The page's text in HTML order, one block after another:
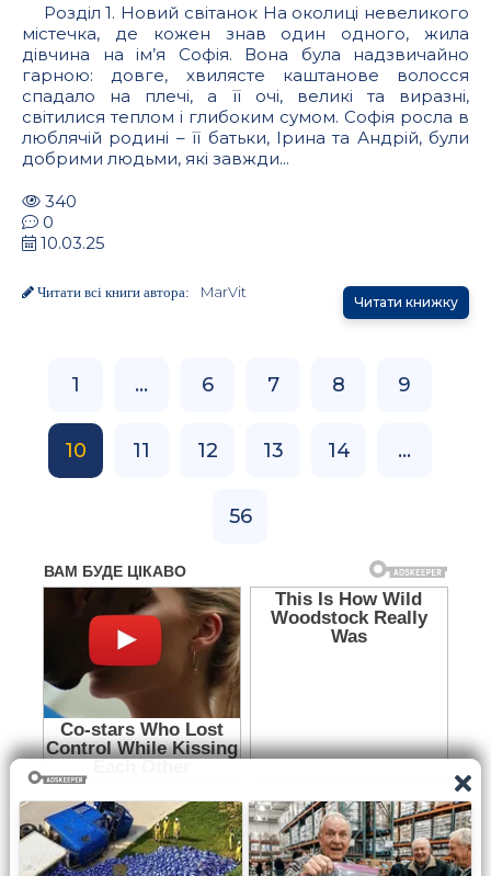
Розділ 1. Новий світанок На околиці невеликого
містечка, де кожен знав один одного, жила
дівчина на ім’я Софія. Вона була надзвичайно
гарною: довге, хвилясте каштанове волосся
спадало на плечі, а її очі, великі та виразні,
світилися теплом і глибоким сумом. Софія росла в
люблячій родині – її батьки, Ірина та Андрій, були
добрими людьми, які завжди...
340
0
10.03.25
Читати всі книги автора: MarVit
Читати книжку
1 ... 6 7 8 9
10 11 12 13 14 ...
56